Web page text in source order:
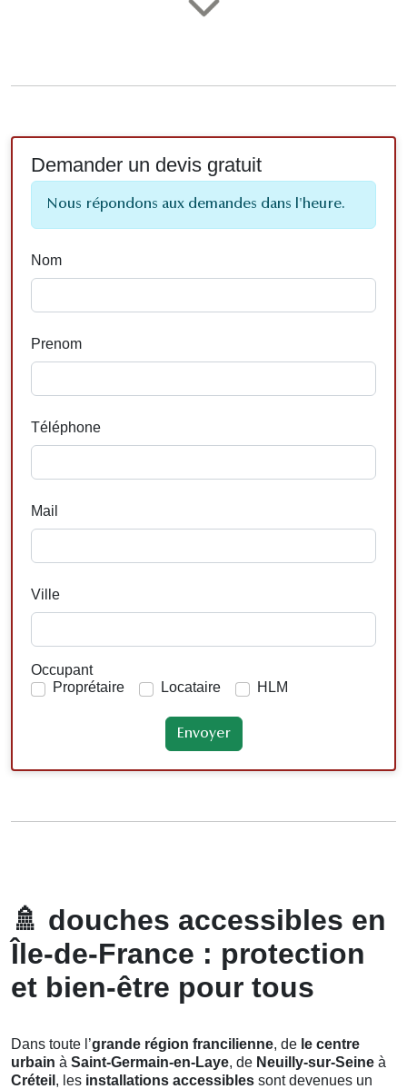
Demander un devis gratuit
Nous répondons aux demandes dans l'heure.
Nom
Prenom
Téléphone
Mail
Ville
Occupant
Proprétaire
Locataire HLM
🚿 douches accessibles en
Île-de-France : protection
et bien-être pour tous
Dans toute l’grande région francilienne, de le centre
urbain à Saint-Germain-en-Laye, de Neuilly-sur-Seine à
Créteil , les installations accessibles sont devenues un